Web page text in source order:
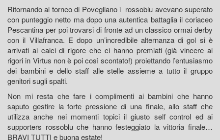
Ritornando al torneo di Povegliano i rossoblu avevano superato
con punteggio netto ma dopo una autentica battaglia il coriaceo
Pescantina per poi trovarsi di fronte ad un classico ormai derby
con il Villafranca. E dopo un’incredibile alternanza di gol si è
arrivati ai calci di rigore che ci hanno premiati (già vincere ai
rigori in Virtus non è poi così scontato!) proiettando l’entusiasmo
dei bambini e dello staff alle stelle assieme a tutto il gruppo
genitori sugli spalti.
Non mi resta che fare i complimenti ai bambini che hanno
saputo gestire la forte pressione di una finale, allo staff che
utilizza anche nei momenti topici il giusto self control ed ai
supporters rossoblu che hanno festeggiato la vittoria finale…
BRAVI TUTTI e buona estate!